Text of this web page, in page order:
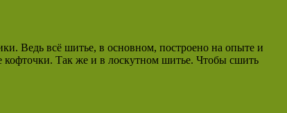
Ведь всё шитье, в основном, построено на опыте и
кофточки. Так же и в лоскутном шитье. Чтобы сшить